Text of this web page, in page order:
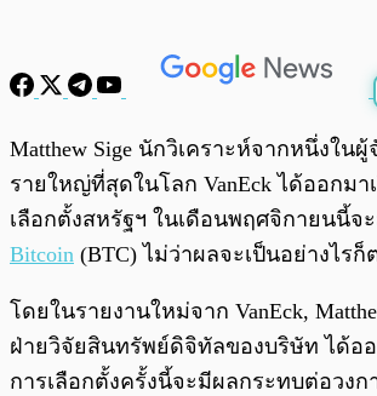
Matthew Sige นักวิเคราะห์จากหนึ่งใน
รายใหญ่ที่สุดในโลก VanEck ได้ออกมา
เลือกตั้งสหรัฐฯ ในเดือนพฤศจิกายนนี้จ
Bitcoin (BTC) ไม่ว่าผลจะเป็นอย่างไรก็
โดยในรายงานใหม่จาก VanEck,
ฝ่ายวิจัยสินทรัพย์ดิจิทัลของบริษัท ได้อ
การเลือกตั้งครั้งนี้จะมีผลกระทบต่อวงก